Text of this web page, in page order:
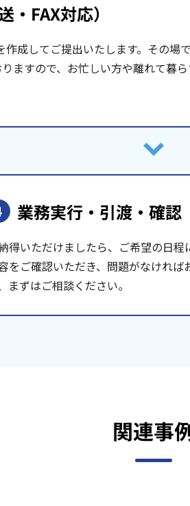
・FAX対応）
成してご提出いたします。その場
ますので、お忙しい方や離れて暮
業務実行・引渡・確認
得いただけましたら、ご希望の日
をご確認いただき、問題がなけれ
まずはご相談ください。
関連事